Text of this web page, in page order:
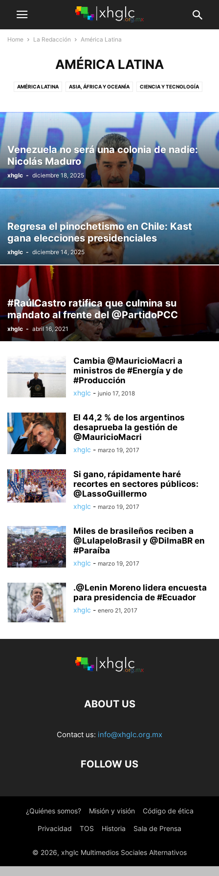
Home La Redacción América Latina
AMÉRICA LATINA
AMÉRICA LATINA ASIA, ÁFRICA Y OCEANÍA CIENCIA Y TECNOLOGÍA
MÉXICO USA Y EUROPA
Venezuela no será una colonia de nadie:
Nicolás Maduro
xhglc - diciembre 18, 2025
Regresa el pinochetismo en Chile: Kast
gana elecciones presidenciales
xhglc - diciembre 14, 2025
#RaúlCastro ratifica que culmina su
mandato al frente del @PartidoPCC
xhglc - abril 16, 2021
Cambia @MauricioMacri a
ministros de #Energía y de
#Producción
xhglc - junio 17, 2018
El 44,2 % de los argentinos
desaprueba la gestión de
@MauricioMacri
xhglc - marzo 19, 2017
Si gano, rápidamente haré
recortes en sectores públicos:
@LassoGuillermo
xhglc - marzo 19, 2017
Miles de brasileños reciben a
@LulapeloBrasil y @DilmaBR en
#Paraíba
xhglc - marzo 19, 2017
.@Lenin Moreno lidera encuesta
para presidencia de #Ecuador
xhglc - enero 21, 2017
ABOUT US
Contact us: info@xhglc.org.mx
FOLLOW US
¿Quiénes somos? Misión y visión Código de ética
Privacidad TOS Historia Sala de Prensa
© 2026, xhglc Multimedios Sociales Alternativos